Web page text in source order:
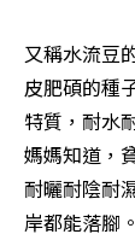
又稱水流豆
皮肥碩的種
特質，耐水
媽媽知道，
耐曬耐陰耐
岸都能落腳。